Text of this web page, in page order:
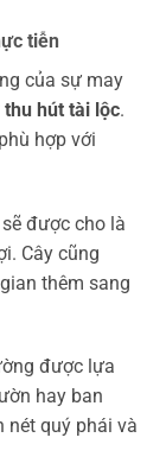
tiễn
của sự may
thu hút tài lộc.
hợp với
được cho là
Cây cũng
thêm sang
được lựa
hay ban
nét quý phái và